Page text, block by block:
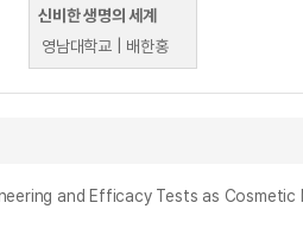
신비한 생명의 세계
영남대학교 | 배한홍